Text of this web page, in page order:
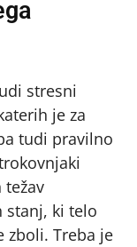
stresni
je za
tudi pravilno
stanj, ki telo
zboli. Treba je